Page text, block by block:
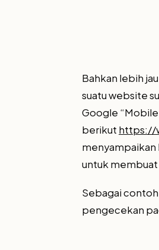
Bahkan lebih
suatu website
Google “Mobile
berikut https://
menyampaikan
untuk
Sebagai
pengecekan